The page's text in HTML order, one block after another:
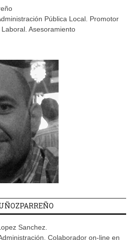
Pública Local. Promotor
Asesoramiento
Sanchez.
Colaborador on-line en